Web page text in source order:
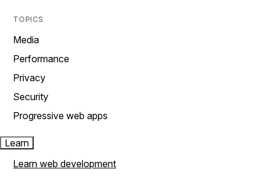
TOPICS
Media
Performance
Privacy
Security
Progressive web apps
Learn
Learn web development